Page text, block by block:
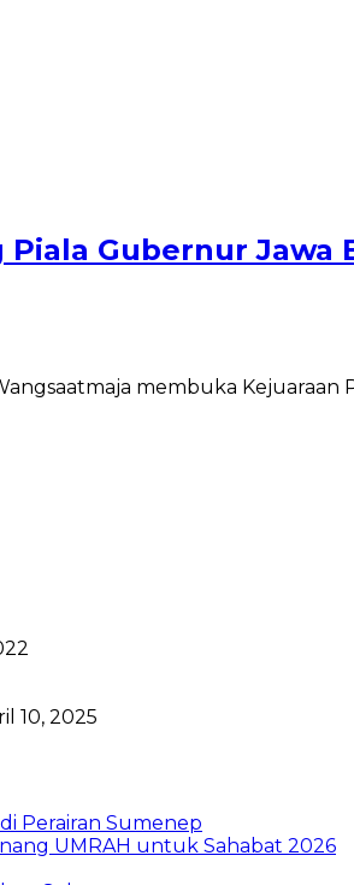
Gubernur Jawa
membuka
10, 2025
Perairan Sumenep
UMRAH untuk Sahabat 2026